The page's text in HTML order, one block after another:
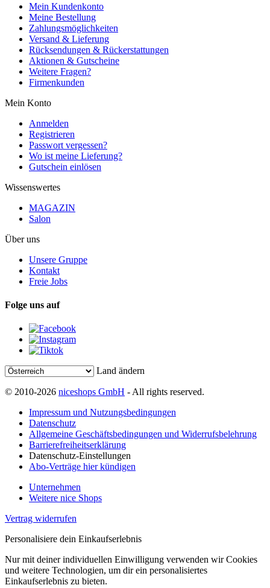
Mein Kundenkonto
Meine Bestellung
Zahlungsmöglichkeiten
Versand & Lieferung
Rücksendungen & Rückerstattungen
Aktionen & Gutscheine
Weitere Fragen?
Firmenkunden
Mein Konto
Anmelden
Registrieren
Passwort vergessen?
Wo ist meine Lieferung?
Gutschein einlösen
Wissenswertes
MAGAZIN
Salon
Über uns
Unsere Gruppe
Kontakt
Freie Jobs
Folge uns auf
Land ändern
© 2010-2026 niceshops GmbH - All rights reserved.
Impressum und Nutzungsbedingungen
Datenschutz
Allgemeine Geschäftsbedingungen und Widerrufsbelehrung
Barrierefreiheitserklärung
Datenschutz-Einstellungen
Abo-Verträge hier kündigen
Unternehmen
Weitere nice Shops
Vertrag widerrufen
Personalisiere dein Einkaufserlebnis
Nur mit deiner individuellen Einwilligung verwenden wir Cookies
und weitere Technologien, um dir ein personalisiertes
Einkaufserlebnis zu bieten.